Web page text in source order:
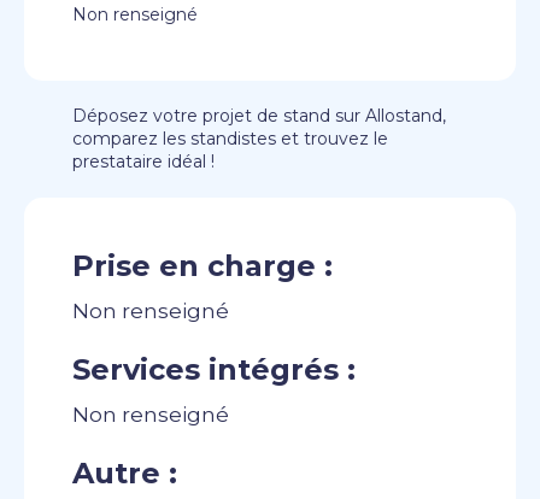
Non renseigné
Déposez votre projet de stand sur Allostand,
comparez les standistes et trouvez le
prestataire idéal !
Prise en charge :
Non renseigné
Services intégrés :
Non renseigné
Autre :